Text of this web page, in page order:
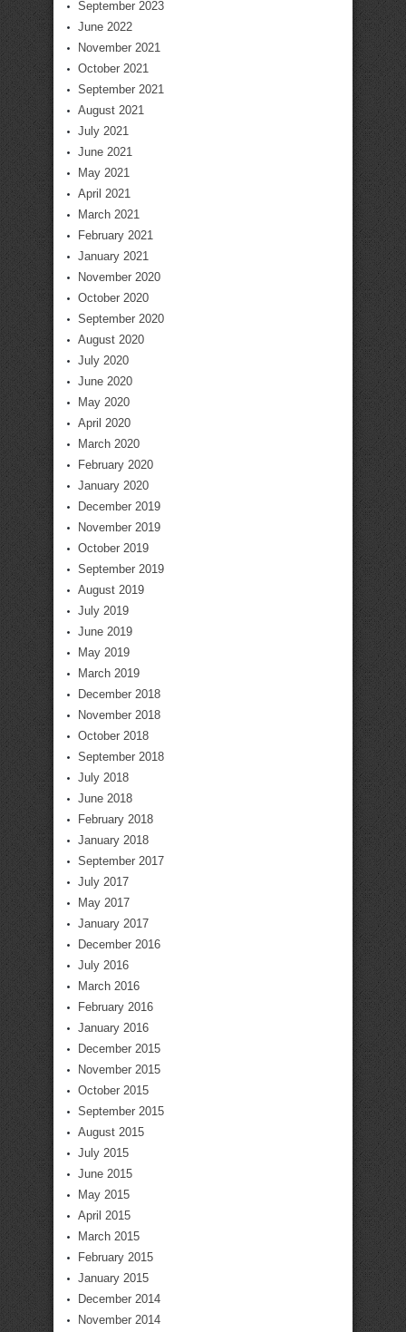
September 2023
June 2022
November 2021
October 2021
September 2021
August 2021
July 2021
June 2021
May 2021
April 2021
March 2021
February 2021
January 2021
November 2020
October 2020
September 2020
August 2020
July 2020
June 2020
May 2020
April 2020
March 2020
February 2020
January 2020
December 2019
November 2019
October 2019
September 2019
August 2019
July 2019
June 2019
May 2019
March 2019
December 2018
November 2018
October 2018
September 2018
July 2018
June 2018
February 2018
January 2018
September 2017
July 2017
May 2017
January 2017
December 2016
July 2016
March 2016
February 2016
January 2016
December 2015
November 2015
October 2015
September 2015
August 2015
July 2015
June 2015
May 2015
April 2015
March 2015
February 2015
January 2015
December 2014
November 2014